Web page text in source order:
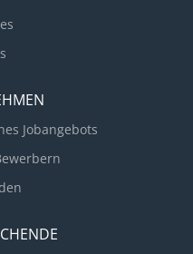
die
und
Jobangebots